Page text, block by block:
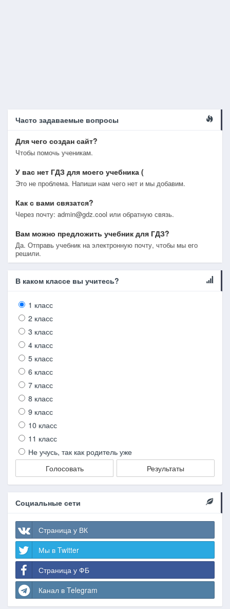
Часто задаваемые вопросы
Для чего создан сайт?
Чтобы помочь ученикам.
У вас нет ГДЗ для моего учебника (
Это не проблема. Напиши нам чего нет и мы добавим.
Как с вами связатся?
Через почту: admin@gdz.cool или обратную связь.
Вам можно предложить учебник для ГДЗ?
Да. Отправь учебник на электронную почту, чтобы мы его
решили.
В каком классе вы учитесь?
1 класс
2 класс
3 класс
4 класс
5 класс
6 класс
7 класс
8 класс
9 класс
10 класс
11 класс
Не учусь, так как родитель уже
Голосовать
Результаты
Социальные сети
Страница у ВК
Мы в Twitter
Страница у ФБ
Канал в Telegram